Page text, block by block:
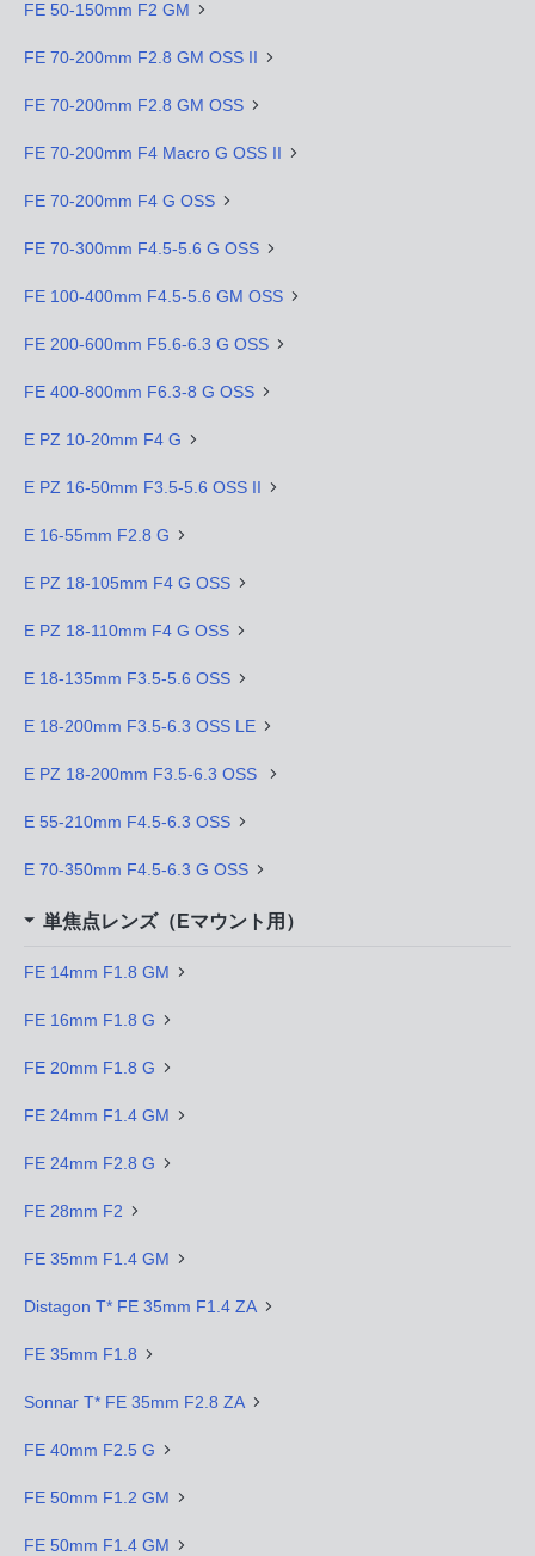
FE 50-150mm F2 GM
FE 70-200mm F2.8 GM OSS II
FE 70-200mm F2.8 GM OSS
FE 70-200mm F4 Macro G OSS II
FE 70-200mm F4 G OSS
FE 70-300mm F4.5-5.6 G OSS
FE 100-400mm F4.5-5.6 GM OSS
FE 200-600mm F5.6-6.3 G OSS
FE 400-800mm F6.3-8 G OSS
E PZ 10-20mm F4 G
E PZ 16-50mm F3.5-5.6 OSS II
E 16-55mm F2.8 G
E PZ 18-105mm F4 G OSS
E PZ 18-110mm F4 G OSS
E 18-135mm F3.5-5.6 OSS
E 18-200mm F3.5-6.3 OSS LE
E PZ 18-200mm F3.5-6.3 OSS
E 55-210mm F4.5-6.3 OSS
E 70-350mm F4.5-6.3 G OSS
単焦点レンズ（Eマウント用）
FE 14mm F1.8 GM
FE 16mm F1.8 G
FE 20mm F1.8 G
FE 24mm F1.4 GM
FE 24mm F2.8 G
FE 28mm F2
FE 35mm F1.4 GM
Distagon T* FE 35mm F1.4 ZA
FE 35mm F1.8
Sonnar T* FE 35mm F2.8 ZA
FE 40mm F2.5 G
FE 50mm F1.2 GM
FE 50mm F1.4 GM